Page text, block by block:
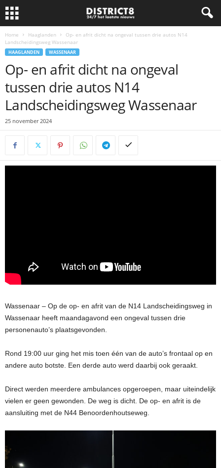
Home Haaglanden
Op- en afrit dicht na ongeval tussen drie autos N14
Landscheidingsweg Wassenaar
HAAGLANDEN WASSENAAR
Op- en afrit dicht na ongeval
tussen drie autos N14
Landscheidingsweg Wassenaar
25 november 2024
Wassenaar – Op de op- en afrit van de N14 Landscheidingsweg in
Wassenaar heeft maandagavond een ongeval tussen drie
personenauto’s plaatsgevonden.
Rond 19:00 uur ging het mis toen één van de auto’s frontaal op en
andere auto botste. Een derde auto werd daarbij ook geraakt.
Direct werden meerdere ambulances opgeroepen, maar uiteindelijk
vielen er geen gewonden. De weg is dicht. De op- en afrit is de
aansluiting met de N44 Benoordenhoutseweg.